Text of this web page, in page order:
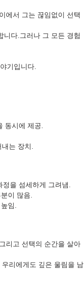
에서 그는 끊임없이 선택
니다.그러나 그 모든 경험
기입니다.
동시에 제공.
는 장치.
을 섬세하게 그려냄.
이 많음.
임.
리고 선택의 순간을 살아
리에게도 깊은 울림을 남